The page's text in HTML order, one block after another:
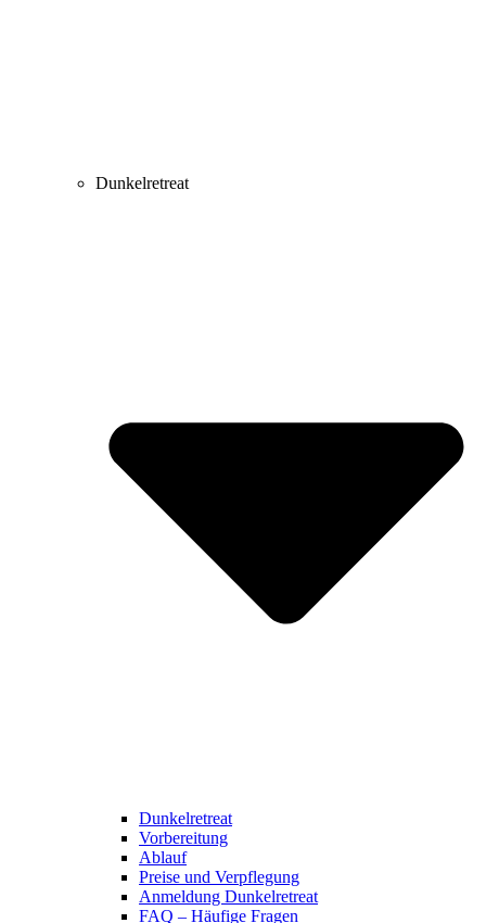
Dunkelretreat
Dunkelretreat
Vorbereitung
Ablauf
Preise und Verpflegung
Anmeldung Dunkelretreat
FAQ – Häufige Fragen